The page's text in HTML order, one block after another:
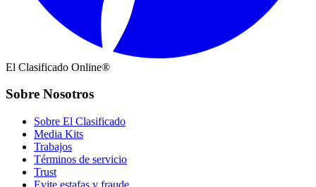
El Clasificado Online®
Sobre Nosotros
Sobre El Clasificado
Media Kits
Trabajos
Términos de servicio
Trust
Evite estafas y fraude